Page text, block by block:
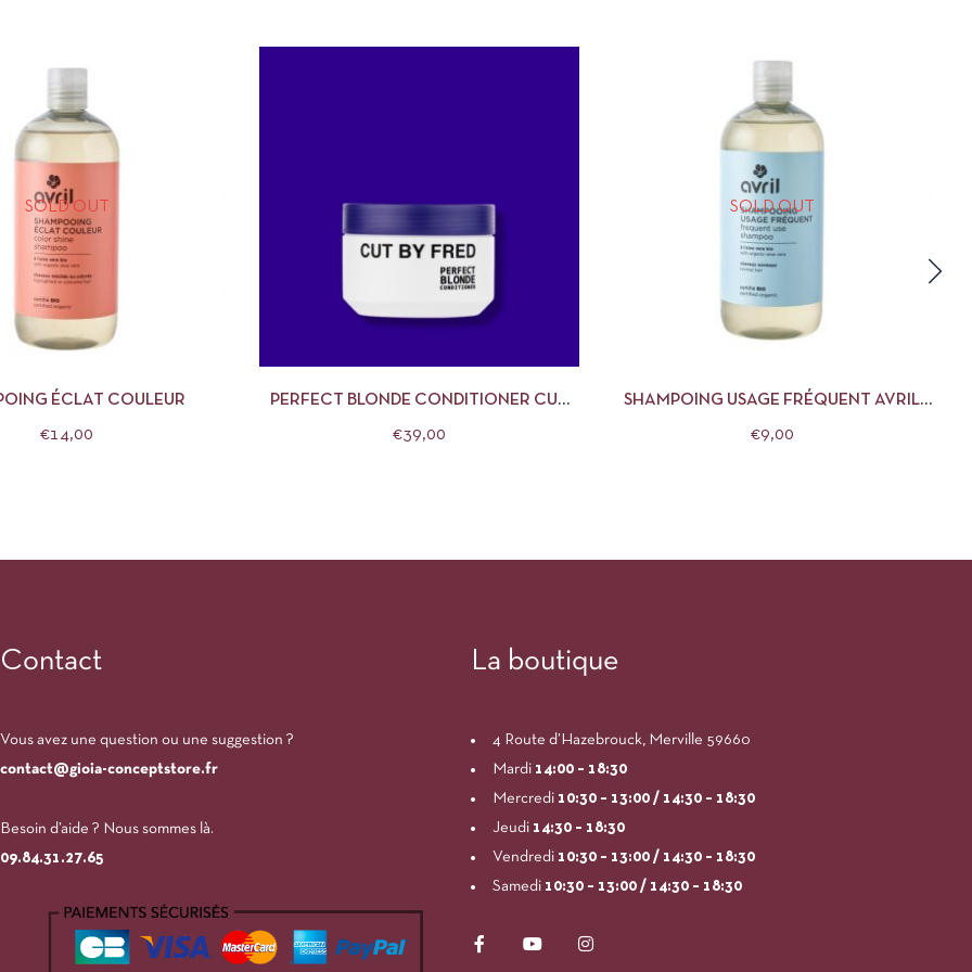
SOLD OUT
APERÇU
ÉCLAT COULEUR
€14,00
PERFECT BLONDE CONDITIONER CUT
€39,00
SOLD OUT
SHAMPOING USAGE FRÉQUENT AVRIL
€9,00
Contact
Vous avez une question ou une suggestion ?
contact@gioia-conceptstore.fr
Besoin d’aide ? Nous sommes là.
09.84.31.27.65
La boutique
4 Route d’Hazebrouck, Merville 59660
Mardi 14:00– 18:30
Mercredi 10:30 – 13:00 / 14:30 – 18:30
Jeudi 14:30 – 18:30
Vendredi10:30 – 13:00 / 14:30 – 18:30
Samedi 10:30 – 13:00 / 14:30 – 18:30